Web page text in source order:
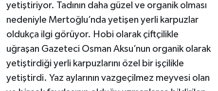
yetiştiriyor. Tadının daha güzel ve organik olması
nedeniyle Mertoğlu’nda yetişen yerli karpuzlar
oldukça ilgi görüyor. Hobi olarak çiftçilikle
uğraşan Gazeteci Osman Aksu’nun organik olarak
yetiştirdiği yerli karpuzlarını özel bir işçilikle
yetiştirdi. Yaz aylarının vazgeçilmez meyvesi olan